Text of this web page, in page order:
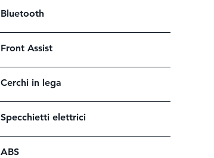
Bluetooth
Front Assist
Cerchi in lega
Specchietti elettrici
ABS